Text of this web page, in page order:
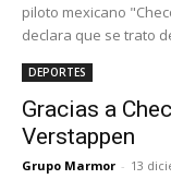
piloto mexicano
declara que se trato
DEPORTES
Gracias a
Verstappen
Grupo Marmor - 13